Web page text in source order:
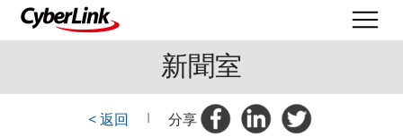
新聞室
< 返回 | 分享